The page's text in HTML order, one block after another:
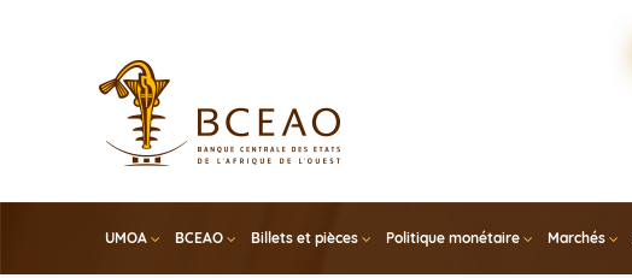
UMOA BCEAO Billets et pièces Politique monétaire Marchés